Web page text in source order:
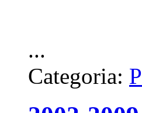
...
Categoria: